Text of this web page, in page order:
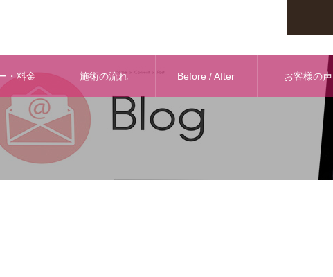
・料金 施術の流れ Before / After お客様の声